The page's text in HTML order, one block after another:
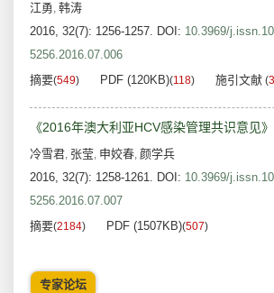
江勇, 韩涛
2016, 32(7): 1256-1257. DOI: 10.3969/
5256.2016.07.006
摘要(549) PDF (120KB)(118) 施引文献 (3
《2016年澳大利亚HCV感染管理共识意见
冷雪君, 张莹, 申姣春, 颜学兵
2016, 32(7): 1258-1261. DOI: 10.3969/
5256.2016.07.007
摘要(2184) PDF (1507KB)(507)
专家论坛